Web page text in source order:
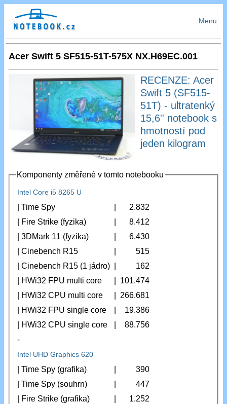
Menu
Acer Swift 5 SF515-51T-575X NX.H69EC.001
RECENZE: Acer
Swift 5 (SF515-
51T) - ultratenký
15,6'' notebook s
hmotností pod
jeden kilogram
Komponenty změřené v tomto notebooku
Intel Core i5 8265 U
| Time Spy
2.832
| Fire Strike (fyzika)
8.412
| 3DMark 11 (fyzika)
6.430
| Cinebench R15
515
| Cinebench R15 (1 jádro)
162
| HWi32 FPU multi core
101.474
| HWi32 CPU multi core
266.681
| HWi32 FPU single core
19.386
| HWi32 CPU single core
88.756
-
Intel UHD Graphics 620
| Time Spy (grafika)
390
| Time Spy (souhrn)
447
| Fire Strike (grafika)
1.252